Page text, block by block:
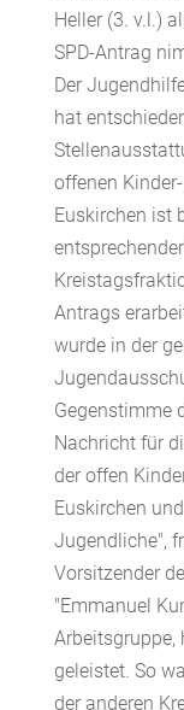
Heller (3. v.l.)
SPD-Antrag
Der
hat
offenen
Euskirchen ist
Antrags
wurde in der
Gegenstimme
Nachricht für
der offen
Euskirchen
Jugendliche",
Vorsitzender
"Emmanuel
Arbeitsgruppe,
geleistet. So
der anderen